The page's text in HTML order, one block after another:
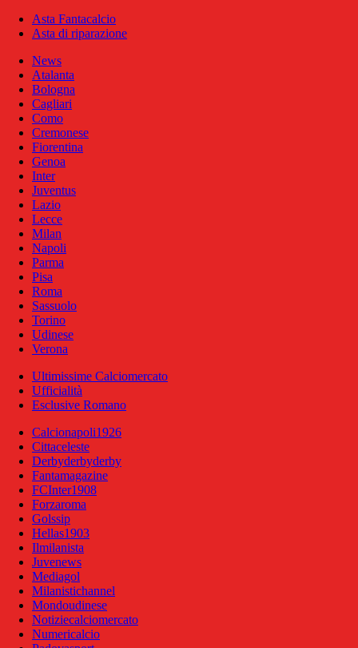
Asta Fantacalcio
Asta di riparazione
News
Atalanta
Bologna
Cagliari
Como
Cremonese
Fiorentina
Genoa
Inter
Juventus
Lazio
Lecce
Milan
Napoli
Parma
Pisa
Roma
Sassuolo
Torino
Udinese
Verona
Ultimissime Calciomercato
Ufficialità
Esclusive Romano
Calcionapoli1926
Cittaceleste
Derbyderbyderby
Fantamagazine
FCInter1908
Forzaroma
Golssip
Hellas1903
Ilmilanista
Juvenews
Mediagol
Milanistichannel
Mondoudinese
Notiziecalciomercato
Numericalcio